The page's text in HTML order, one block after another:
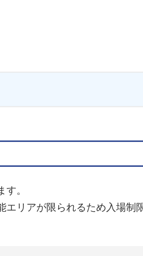
。
エリアが限られるため入場制